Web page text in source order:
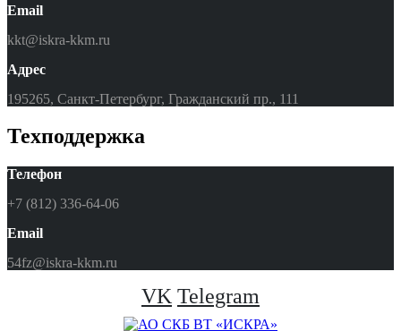
Email
kkt@iskra-kkm.ru
Адрес
195265, Санкт-Петербург, Гражданский пр., 111
Техподдержка
Телефон
+7 (812) 336-64-06
Email
54fz@iskra-kkm.ru
VK Telegram